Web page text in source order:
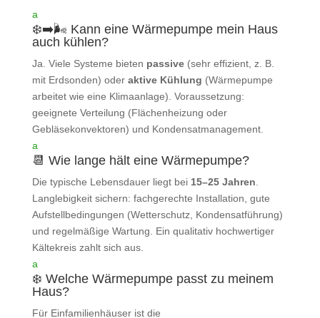
a
❄️➡️🌬️ Kann eine Wärmepumpe mein Haus
auch kühlen?
Ja. Viele Systeme bieten passive(sehr effizient, z. B.
mit Erdsonden) oder aktive Kühlung (Wärmepumpe
arbeitet wie eine Klimaanlage). Voraussetzung:
geeignete Verteilung (Flächenheizung oder
Gebläsekonvektoren) und Kondensatmanagement.
a
📆 Wie lange hält eine Wärmepumpe?
Die typische Lebensdauer liegt bei 15–25 Jahren
Langlebigkeit sichern: fachgerechte Installation, gute
Aufstellbedingungen (Wetterschutz, Kondensatführung)
und regelmäßige Wartung. Ein qualitativ hochwertiger
Kältekreis zahlt sich aus.
a
❄️ Welche Wärmepumpe passt zu meinem
Haus?
Für Einfamilienhäuser ist die